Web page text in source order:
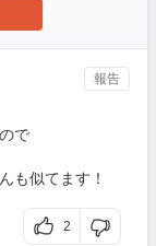
で
も似てます！
2
報告